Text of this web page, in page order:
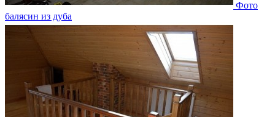
Фото
балясин из дуба